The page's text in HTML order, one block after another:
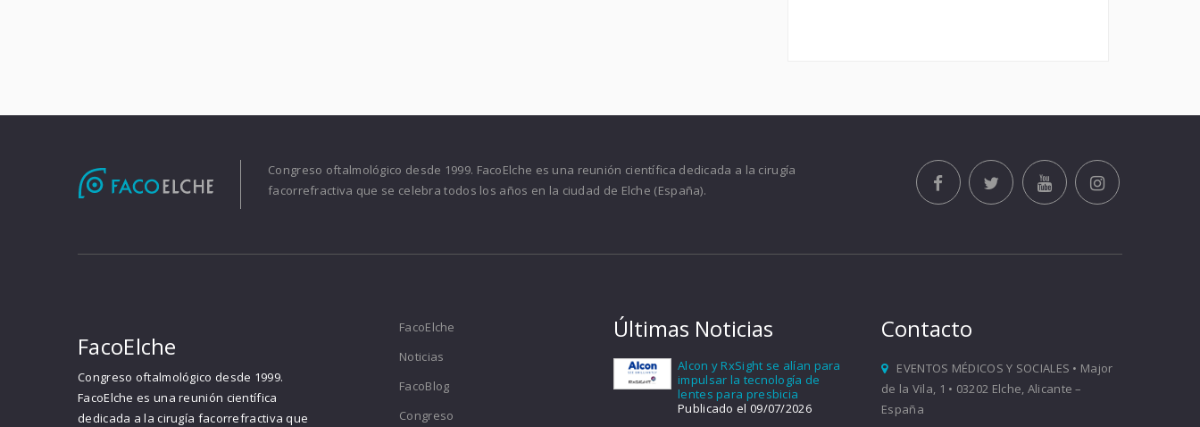
Congreso oftalmológico desde 1999. FacoElche es una reunión científica dedicada a la cirugía
facorrefractiva que se celebra todos los años en la ciudad de Elche (España).
FacoElche
Congreso oftalmológico desde 1999.
FacoElche es una reunión científica
dedicada a la cirugía facorrefractiva que
FacoElche
Noticias
FacoBlog
Congreso
Últimas Noticias
Alcon y RxSight se alían para
impulsar la tecnología de
lentes para presbicia
Publicado el 09/07/2026
Contacto
EVENTOS MÉDICOS Y SOCIALES • Major
de la Vila, 1 • 03202 Elche, Alicante –
España